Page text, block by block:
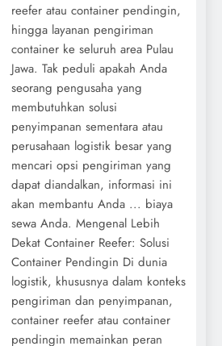
reefer atau container pendingin,
hingga layanan pengiriman
container ke seluruh area Pulau
Jawa. Tak peduli apakah Anda
seorang pengusaha yang
membutuhkan solusi
penyimpanan sementara atau
perusahaan logistik besar yang
mencari opsi pengiriman yang
dapat diandalkan, informasi ini
akan membantu Anda ... biaya
sewa Anda. Mengenal Lebih
Dekat Container Reefer: Solusi
Container Pendingin Di dunia
logistik, khususnya dalam konteks
pengiriman dan penyimpanan,
container reefer atau container
pendingin memainkan peran